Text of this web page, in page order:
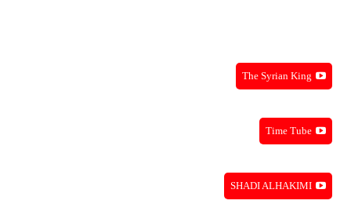
The Syrian King
Time Tube
SHADI ALHAKIMI